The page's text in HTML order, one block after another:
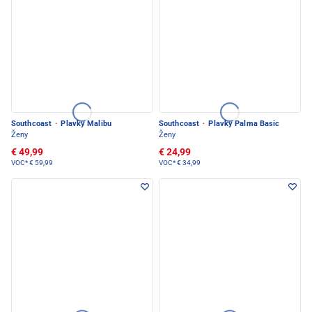
Southcoast · Plavky Malibu
Ženy
€ 49,99
VOC*€ 59,99
Southcoast · Plavky Palma Basic
Ženy
€ 24,99
VOC*€ 34,99